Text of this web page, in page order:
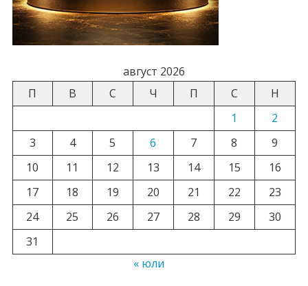
август 2026
П
В С Ч П С
Н
1
2
3
4 5 6 7 8
9
10
11 12 13 14 15
16
17
18 19 20 21 22
23
24
25 26 27 28 29
30
31
« юли